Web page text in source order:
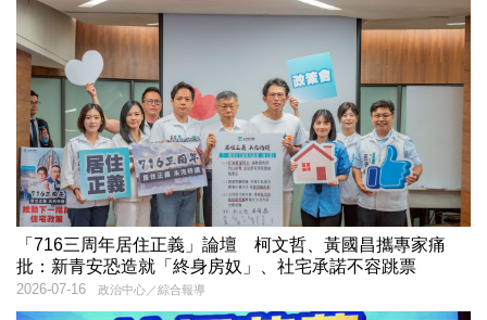
「716三周年居住正義」論壇 柯文哲、黃國昌攜專家痛
批：新青安恐造就「終身房奴」、社宅承諾不容跳票
政治中心／綜合報導
2026-07-16